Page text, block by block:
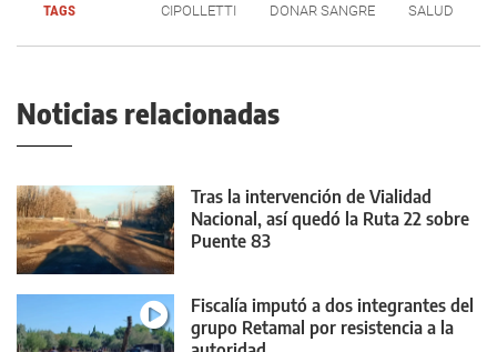
TAGS CIPOLLETTI DONAR SANGRE SALUD
Noticias relacionadas
Tras la intervención de Vialidad
Nacional, así quedó la Ruta 22 sobre
Puente 83
Fiscalía imputó a dos integrantes del
grupo Retamal por resistencia a la